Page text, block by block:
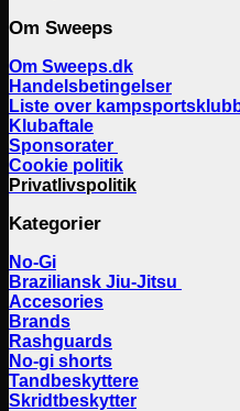
Om Sweeps
Om Sweeps.dk
Handelsbetingelser
Liste over
Klubaftale
Sponsorater
Cookie politik
Privatlivspolitik
Kategorier
No-Gi
Braziliansk Jiu-Jitsu
Accesories
Brands
Rashguards
No-gi shorts
Tandbeskyttere
Skridtbeskytter